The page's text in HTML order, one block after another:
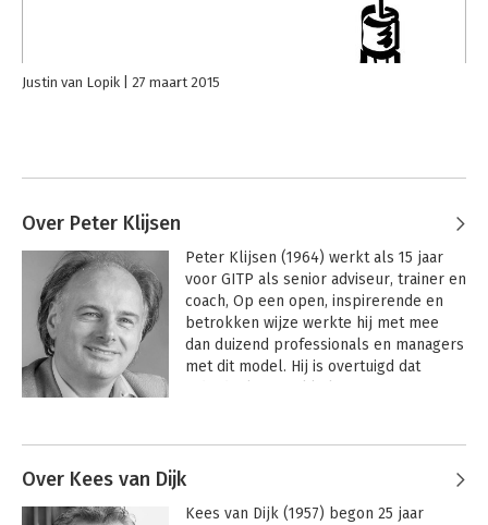
Justin van Lopik 27 maart 2015
Over Peter Klijsen
Peter Klijsen (1964) werkt als 15 jaar
voor GITP als senior adviseur, trainer en
coach, Op een open, inspirerende en
betrokken wijze werkte hij met mee
dan duizend professionals en managers
met dit model. Hij is overtuigd dat
zacht.
Over Kees van Dijk
Kees van Dijk (1957) begon 25 jaar